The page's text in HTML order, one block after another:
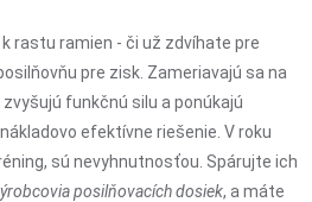
rastu ramien - či už zdvíhate pre
pre zisk. Zameriavajú sa na
funkčnú silu a ponúkajú
efektívne riešenie. V roku
sú nevyhnutnosťou. Spárujte ich
posilňovacích dosiek, a máte